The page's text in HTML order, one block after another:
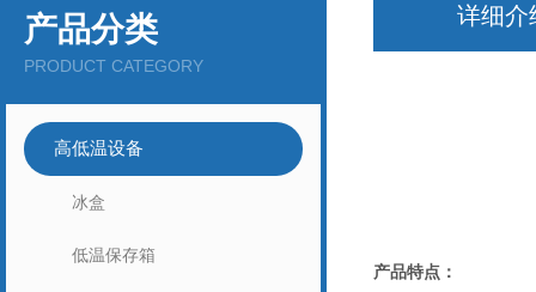
产品分类
PRODUCT CATEGORY
高低温设备
冰盒
低温保存箱
详细介
产品特点 ：